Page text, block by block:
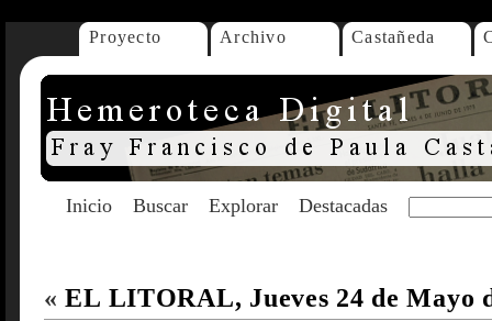
Proyecto Archivo Castañeda
Inicio Buscar Explorar Destacadas
« EL LITORAL, Jueves 24 de Mayo